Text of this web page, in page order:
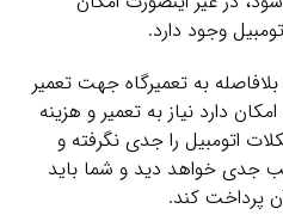
وجود دارد.
به تعمیرگاه جهت تعمیر
دارد نیاز به تعمیر و هزینه
اتومبیل را جدی نگرفته و
جدی خواهد دید و شما باید
پرداخت کند.